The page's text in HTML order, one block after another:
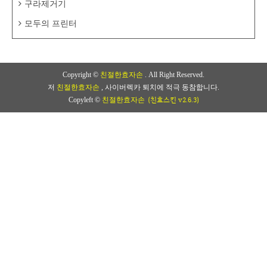
구라제거기
모두의 프린터
Copyright © 친절한효자손 . All Right Reserved.
저 친절한효자손 , 사이버렉카 퇴치에 적극 동참합니다.
Copyleft © 친절한효자손 (친효스킨 v2.6.3)